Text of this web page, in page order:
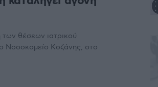
θέσεων ιατρικού
Νοσοκομείο Κοζάνης, στο